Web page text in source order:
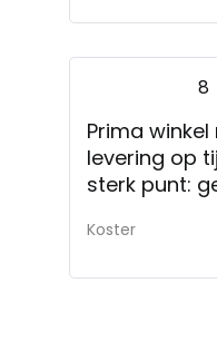
8
Prima
levering op
sterk punt:
Koster